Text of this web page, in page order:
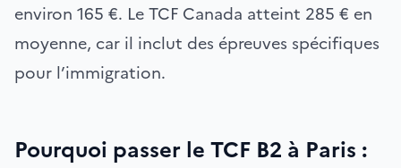
environ 165 €. Le TCF Canada atteint 285 € en
moyenne, car il inclut des épreuves spécifiques
pour l’immigration.
Pourquoi passer le TCF B2 à Paris :